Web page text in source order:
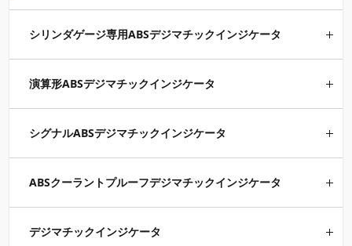
シリンダゲージ専用ABSデジマチックインジケータ
演算形ABSデジマチックインジケータ
シグナルABSデジマチックインジケータ
ABSクーラントプルーフデジマチックインジケータ
デジマチックインジケータ